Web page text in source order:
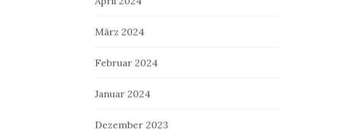
März 2024
Februar 2024
Januar 2024
Dezember 2023